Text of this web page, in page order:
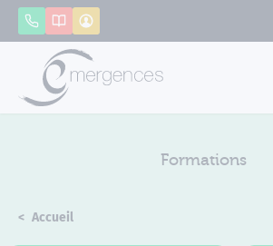
AppelerCatalogue
Formations
Accueil
Panneau de gestion des cookies